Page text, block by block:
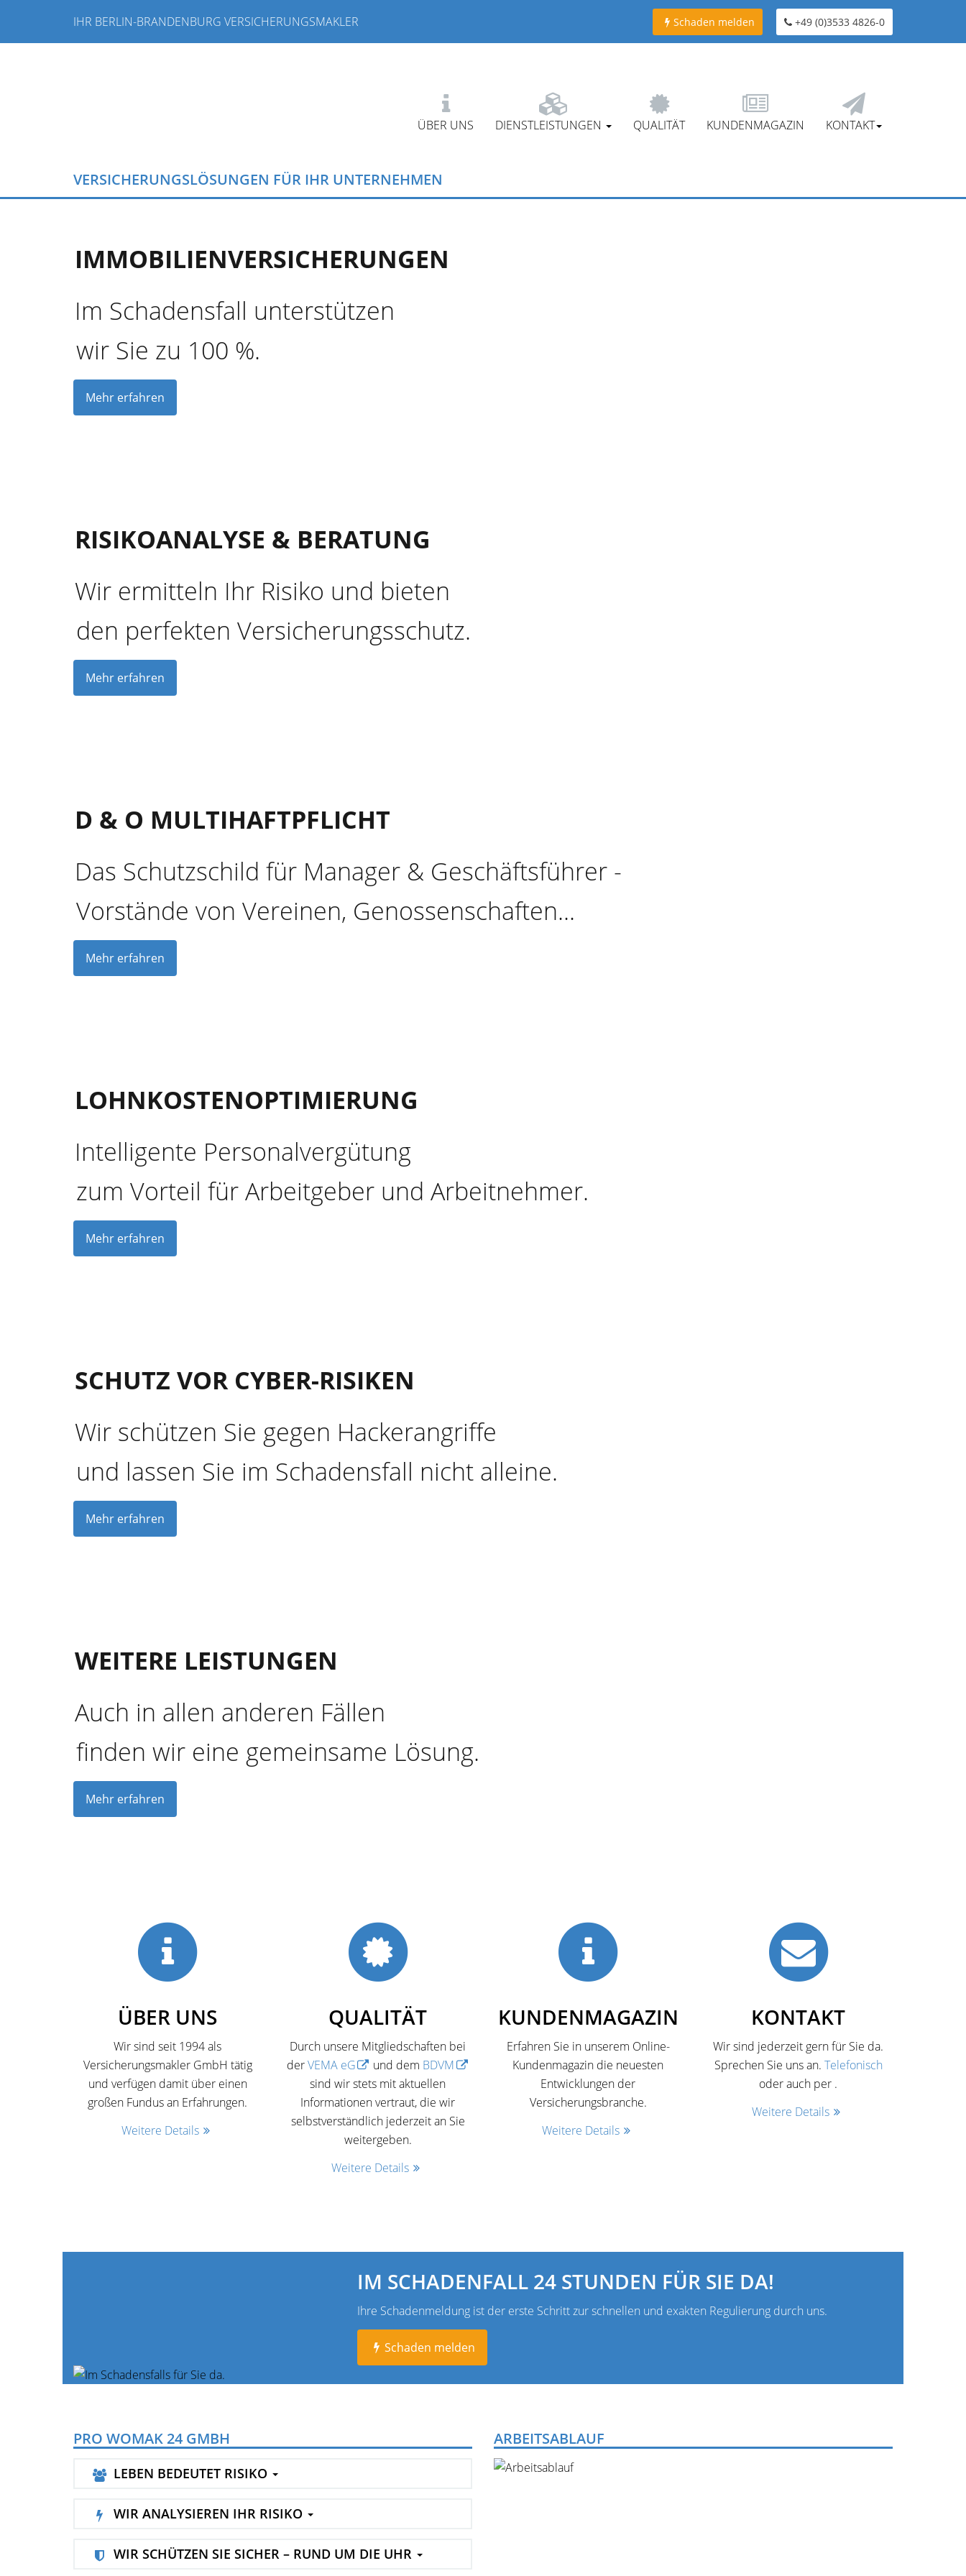
IHR BERLIN-BRANDENBURG VERSICHERUNGSMAKLER Schaden melden +49 (0)3533 4826-0
ÜBER UNS DIENSTLEISTUNGEN QUALITÄT KUNDENMAGAZIN KONTAKT
VERSICHERUNGSLÖSUNGEN FÜR IHR UNTERNEHMEN
IMMOBILIENVERSICHERUNGEN
Im Schadensfall unterstützen
wir Sie zu 100 %.
Mehr erfahren
RISIKOANALYSE & BERATUNG
Wir ermitteln Ihr Risiko und bieten
den perfekten Versicherungsschutz.
Mehr erfahren
D & O MULTIHAFTPFLICHT
Das Schutzschild für Manager & Geschäftsführer -
Vorstände von Vereinen, Genossenschaften...
Mehr erfahren
LOHNKOSTENOPTIMIERUNG
Intelligente Personalvergütung
zum Vorteil für Arbeitgeber und Arbeitnehmer.
Mehr erfahren
SCHUTZ VOR CYBER-RISIKEN
Wir schützen Sie gegen Hackerangriffe
und lassen Sie im Schadensfall nicht alleine.
Mehr erfahren
WEITERE LEISTUNGEN
Auch in allen anderen Fällen
finden wir eine gemeinsame Lösung.
Mehr erfahren
ÜBER UNS
Wir sind seit 1994 als
Versicherungsmakler GmbH tätig
und verfügen damit über einen
großen Fundus an Erfahrungen.
Weitere Details
QUALITÄT
Durch unsere Mitgliedschaften bei
derVEMA eG und dem BDVM
sind wir stets mit aktuellen
Informationen vertraut, die wir
selbstverständlich jederzeit an Sie
weitergeben.
Weitere Details
KUNDENMAGAZIN
Erfahren Sie in unserem Online-
Kundenmagazin die neuesten
Entwicklungen der
Versicherungsbranche.
Weitere Details
KONTAKT
Wir sind jederzeit gern für Sie da.
Sprechen Sie uns an. Telefonisch
oder auch per .
Weitere Details
IM SCHADENFALL 24 STUNDEN FÜR SIE DA!
Ihre Schadenmeldung ist der erste Schritt zur schnellen und exakten Regulierung durch uns.
Schaden melden
PRO WOMAK 24 GMBH
LEBEN BEDEUTET RISIKO
WIR ANALYSIEREN IHR RISIKO
WIR SCHÜTZEN SIE SICHER – RUND UM DIE UHR
ARBEITSABLAUF